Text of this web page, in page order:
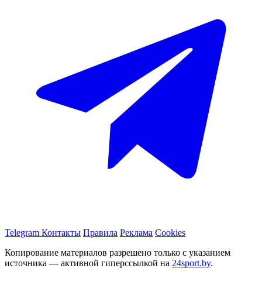
Telegram Контакты Правила Реклама Cookies
Копирование материалов разрешено только с указанием
источника — активной гиперссылкой на 24sport.by.